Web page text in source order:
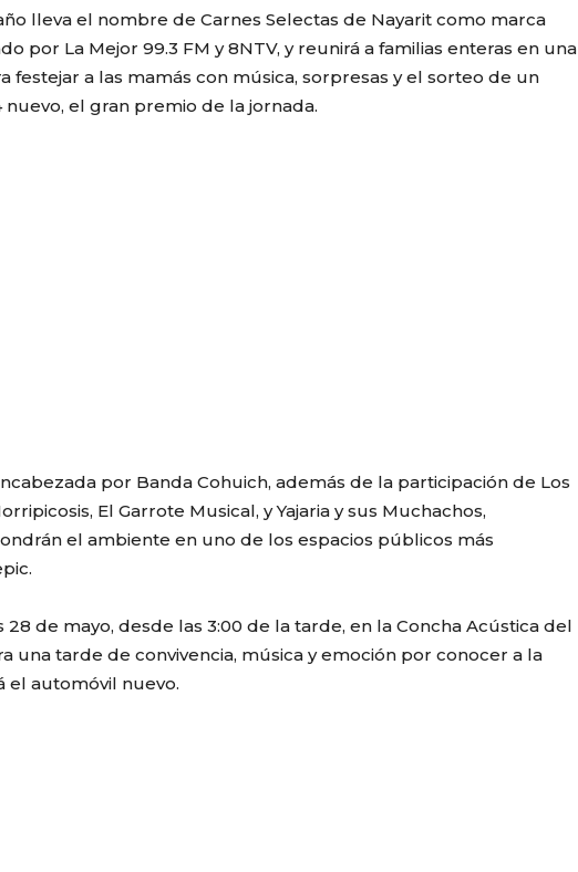
lleva el nombre de Carnes Selectas de Nayarit como marca
por La Mejor 99.3 FM y 8NTV, y reunirá a familias enteras en una
festejar a las mamás con música, sorpresas y el sorteo de un
nuevo, el gran premio de la jornada.
por Banda Cohuich, además de la participación de Los
El Garrote Musical, y Yajaria y sus Muchachos,
el ambiente en uno de los espacios públicos más
28 de mayo, desde las 3:00 de la tarde, en la Concha Acústica del
una tarde de convivencia, música y emoción por conocer a la
el automóvil nuevo.